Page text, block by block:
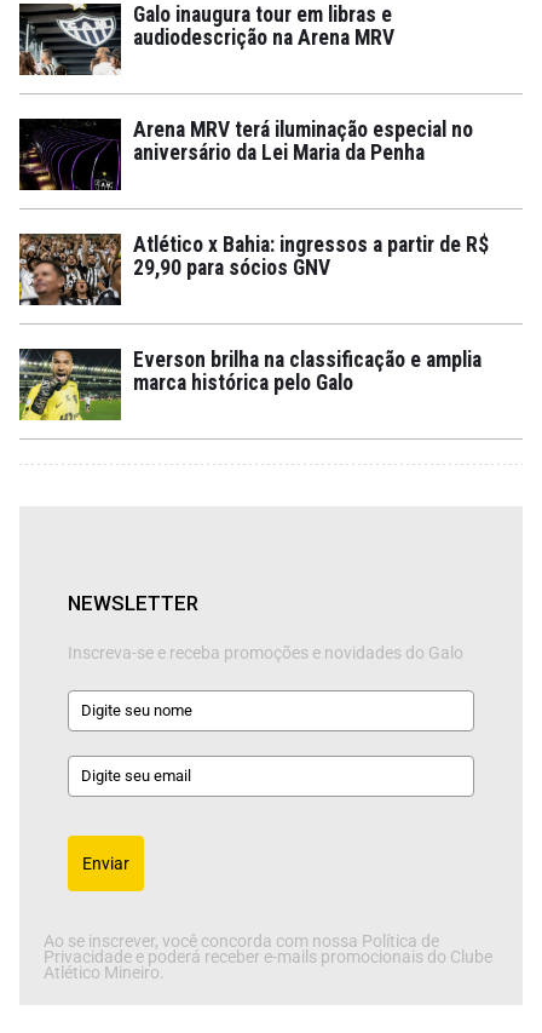
Galo inaugura tour em libras e
audiodescrição na Arena MRV
Arena MRV terá iluminação especial no
aniversário da Lei Maria da Penha
Atlético x Bahia: ingressos a partir de R$
29,90 para sócios GNV
Everson brilha na classificação e amplia
marca histórica pelo Galo
NEWSLETTER
Inscreva-se e receba promoções e novidades do Galo
Enviar
Ao se inscrever, você concorda com nossa Política de
Privacidade e poderá receber e-mails promocionais do Clube
Atlético Mineiro.